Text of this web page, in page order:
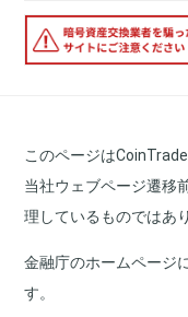
このページは
当社ウェブページ遷移
理しているものではあ
金融庁のホームページ
す。